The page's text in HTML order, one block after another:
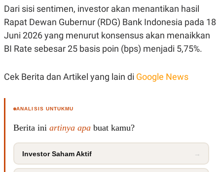
T
A
A
C
A
M
S
S
R
E
L
E
E
L
G
N
K
N
R
A
E
Dari sisi sentimen, investor akan menantikan hasil
Rapat Dewan Gubernur (RDG) Bank Indonesia pada 18
Juni 2026 yang menurut konsensus akan menaikkan
BI Rate sebesar 25 basis poin (bps) menjadi 5,75%.
Cek Berita dan Artikel yang lain di Google News
ANALISIS UNTUKMU
Berita ini artinya apa buat kamu?
Investor Saham Aktif →